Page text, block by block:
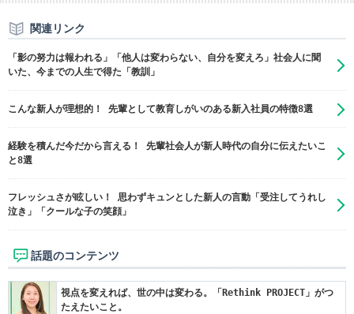
関連リンク
「影の努力は報われる」「他人は変わらない、自分を変えろ」社会人に聞
いた、今までの人生で得た「教訓」
こんな新人が理想的！ 先輩として教育しがいのある新入社員の特徴8選
経験を積んだ今だから言える！ 先輩社会人が新人時代の自分に伝えたいこ
と8選
フレッシュさが眩しい！ 思わずキュンとした新人の言動「受注してうれし
泣き」「クールな子の笑顔」
話題のコンテンツ
視点を変えれば、世の中は変わる。「Rethink PROJECT」がつ
たえたいこと。